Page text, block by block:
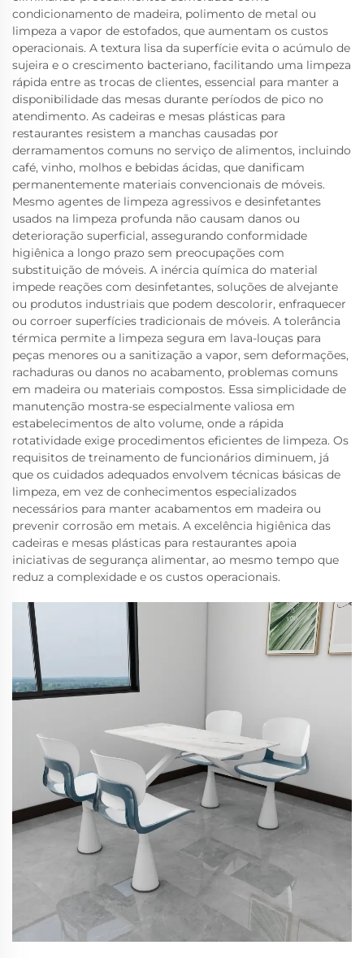
condicionamento de madeira, polimento de metal ou
limpeza a vapor de estofados, que aumentam os custos
operacionais. A textura lisa da superfície evita o acúmulo de
sujeira e o crescimento bacteriano, facilitando uma limpeza
rápida entre as trocas de clientes, essencial para manter a
disponibilidade das mesas durante períodos de pico no
atendimento. As cadeiras e mesas plásticas para
restaurantes resistem a manchas causadas por
derramamentos comuns no serviço de alimentos, incluindo
café, vinho, molhos e bebidas ácidas, que danificam
permanentemente materiais convencionais de móveis.
Mesmo agentes de limpeza agressivos e desinfetantes
usados na limpeza profunda não causam danos ou
deterioração superficial, assegurando conformidade
higiênica a longo prazo sem preocupações com
substituição de móveis. A inércia química do material
impede reações com desinfetantes, soluções de alvejante
ou produtos industriais que podem descolorir, enfraquecer
ou corroer superfícies tradicionais de móveis. A tolerância
térmica permite a limpeza segura em lava-louças para
peças menores ou a sanitização a vapor, sem deformações,
rachaduras ou danos no acabamento, problemas comuns
em madeira ou materiais compostos. Essa simplicidade de
manutenção mostra-se especialmente valiosa em
estabelecimentos de alto volume, onde a rápida
rotatividade exige procedimentos eficientes de limpeza. Os
requisitos de treinamento de funcionários diminuem, já
que os cuidados adequados envolvem técnicas básicas de
limpeza, em vez de conhecimentos especializados
necessários para manter acabamentos em madeira ou
prevenir corrosão em metais. A excelência higiênica das
cadeiras e mesas plásticas para restaurantes apoia
iniciativas de segurança alimentar, ao mesmo tempo que
reduz a complexidade e os custos operacionais.